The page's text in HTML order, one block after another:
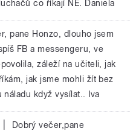
co říkají NE. Daniela
pane Honzo, dlouho jsem
FB a messengeru, ve
záleží na učiteli, jak
jak jsme mohli žít bez
když vysílat.. Iva
Dobrý večer,pane